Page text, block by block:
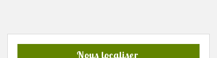
Nous localiser